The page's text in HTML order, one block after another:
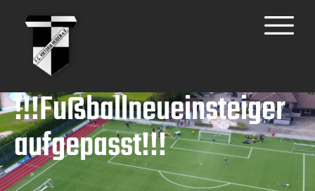
!!!Fußballneueinsteiger
aufgepasst!!!